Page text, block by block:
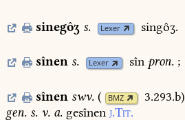
sinegôʒ s. Lexer singôʒ.
sînen s. Lexer sîn pron. ;
sînen swv. ( BMZ 3.293.b)
gen. s. v. a. gesînen j.Tit.